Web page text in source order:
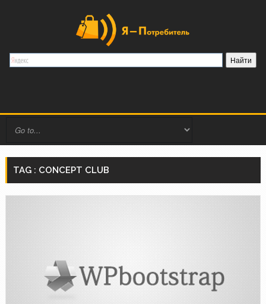
TAG : CONCEPT CLUB